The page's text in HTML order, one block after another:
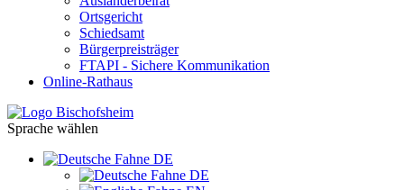
Ortsgericht
Schiedsamt
Bürgerpreisträger
FTAPI - Sichere Kommunikation
Online-Rathaus
Sprache wählen
DE
DE